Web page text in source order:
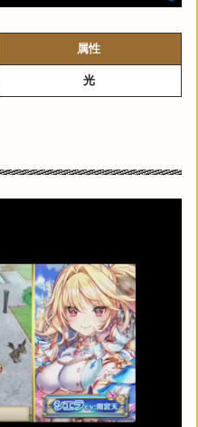
属性
光